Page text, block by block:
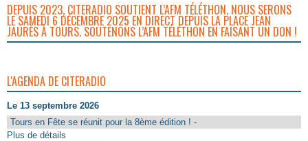
DEPUIS 2023, CITERADIO SOUTIENT L’AFM TÉLÉTHON. NOUS SERONS
LE SAMEDI 6 DÉCEMBRE 2025 EN DIRECT DEPUIS LA PLACE JEAN
JAURÈS À TOURS. SOUTENONS L’AFM TÉLÉTHON EN FAISANT UN DON !
L'AGENDA DE CITERADIO
Le 13 septembre 2026
Tours en Fête se réunit pour la 8ème édition ! -
Plus de détails